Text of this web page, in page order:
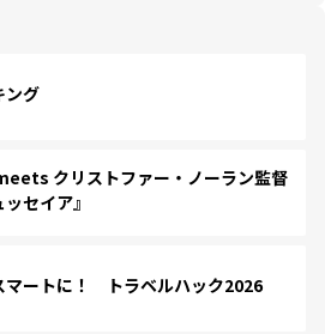
ング
クリストファー・ノーラン監督
セイア』
マートに！ トラベルハック2026